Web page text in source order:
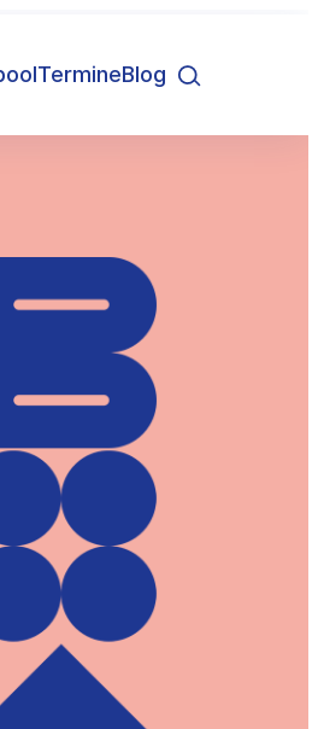
TermineBlog